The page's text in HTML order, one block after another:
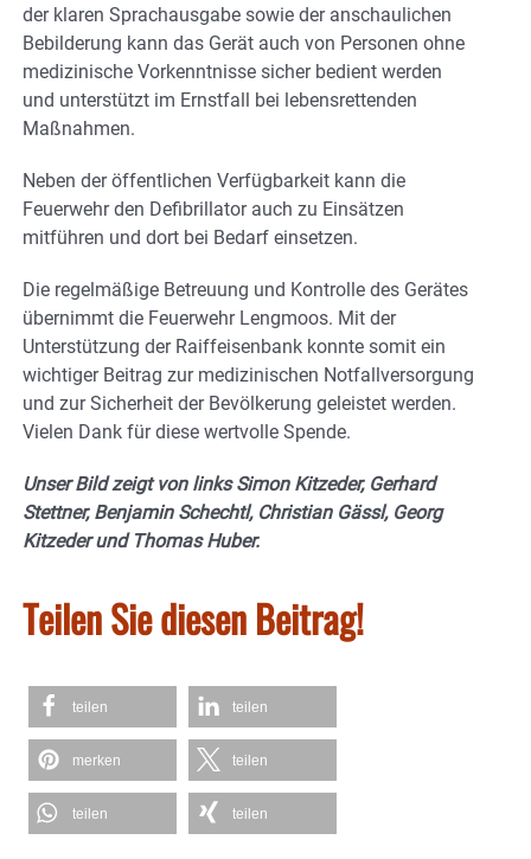
der klaren Sprachausgabe sowie der anschaulichen
Bebilderung kann das Gerät auch von Personen ohne
medizinische Vorkenntnisse sicher bedient werden
und unterstützt im Ernstfall bei lebensrettenden
Maßnahmen.
Neben der öffentlichen Verfügbarkeit kann die
Feuerwehr den Defibrillator auch zu Einsätzen
mitführen und dort bei Bedarf einsetzen.
Die regelmäßige Betreuung und Kontrolle des Gerätes
übernimmt die Feuerwehr Lengmoos. Mit der
Unterstützung der Raiffeisenbank konnte somit ein
wichtiger Beitrag zur medizinischen Notfallversorgung
und zur Sicherheit der Bevölkerung geleistet werden.
Vielen Dank für diese wertvolle Spende.
Unser Bild zeigt von links Simon Kitzeder, Gerhard
Stettner, Benjamin Schechtl, Christian Gässl, Georg
Kitzeder und Thomas Huber.
Teilen Sie diesen Beitrag!
teilen teilen
merken teilen
teilen teilen